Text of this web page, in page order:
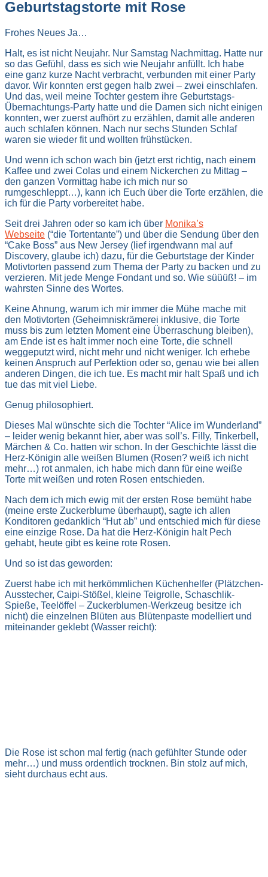
Geburtstagstorte mit Rose
Frohes Neues Ja…
Halt, es ist nicht Neujahr. Nur Samstag Nachmittag. Hatte nur
so das Gefühl, dass es sich wie Neujahr anfüllt. Ich habe
eine ganz kurze Nacht verbracht, verbunden mit einer Party
davor. Wir konnten erst gegen halb zwei – zwei einschlafen.
Und das, weil meine Tochter gestern ihre Geburtstags-
Übernachtungs-Party hatte und die Damen sich nicht einigen
konnten, wer zuerst aufhört zu erzählen, damit alle anderen
auch schlafen können. Nach nur sechs Stunden Schlaf
waren sie wieder fit und wollten frühstücken.
Und wenn ich schon wach bin (jetzt erst richtig, nach einem
Kaffee und zwei Colas und einem Nickerchen zu Mittag –
den ganzen Vormittag habe ich mich nur so
rumgeschleppt…), kann ich Euch über die Torte erzählen, die
ich für die Party vorbereitet habe.
Seit drei Jahren oder so kam ich über Monika’s
Webseite (“die Tortentante”) und über die Sendung über den
“Cake Boss” aus New Jersey (lief irgendwann mal auf
Discovery, glaube ich) dazu, für die Geburtstage der Kinder
Motivtorten passend zum Thema der Party zu backen und zu
verzieren. Mit jede Menge Fondant und so. Wie süüüß! – im
wahrsten Sinne des Wortes.
Keine Ahnung, warum ich mir immer die Mühe mache mit
den Motivtorten (Geheimniskrämerei inklusive, die Torte
muss bis zum letzten Moment eine Überraschung bleiben),
am Ende ist es halt immer noch eine Torte, die schnell
weggeputzt wird, nicht mehr und nicht weniger. Ich erhebe
keinen Anspruch auf Perfektion oder so, genau wie bei allen
anderen Dingen, die ich tue. Es macht mir halt Spaß und ich
tue das mit viel Liebe.
Genug philosophiert.
Dieses Mal wünschte sich die Tochter “Alice im Wunderland”
– leider wenig bekannt hier, aber was soll’s. Filly, Tinkerbell,
Märchen & Co. hatten wir schon. In der Geschichte lässt die
Herz-Königin alle weißen Blumen (Rosen? weiß ich nicht
mehr…) rot anmalen, ich habe mich dann für eine weiße
Torte mit weißen und roten Rosen entschieden.
Nach dem ich mich ewig mit der ersten Rose bemüht habe
(meine erste Zuckerblume überhaupt), sagte ich allen
Konditoren gedanklich “Hut ab” und entschied mich für diese
eine einzige Rose. Da hat die Herz-Königin halt Pech
gehabt, heute gibt es keine rote Rosen.
Und so ist das geworden:
Zuerst habe ich mit herkömmlichen Küchenhelfer (Plätzchen-
Ausstecher, Caipi-Stößel, kleine Teigrolle, Schaschlik-
Spieße, Teelöffel – Zuckerblumen-Werkzeug besitze ich
nicht) die einzelnen Blüten aus Blütenpaste modelliert und
miteinander geklebt (Wasser reicht):
Die Rose ist schon mal fertig (nach gefühlter Stunde oder
mehr…) und muss ordentlich trocknen. Bin stolz auf mich,
sieht durchaus echt aus.